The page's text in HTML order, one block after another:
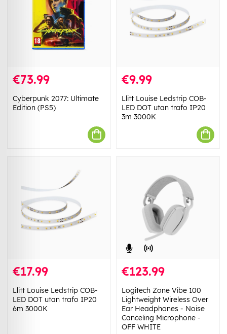
€73.99
Cyberpunk 2077: Ultimate
Edition (PS5)
€9.99
Llitt Louise Ledstrip COB-
LED DOT utan trafo IP20
3m 3000K
€17.99
Llitt Louise Ledstrip COB-
LED DOT utan trafo IP20
6m 3000K
€123.99
Logitech Zone Vibe 100
Lightweight Wireless Over
Ear Headphones - Noise
Canceling Microphone -
OFF WHITE